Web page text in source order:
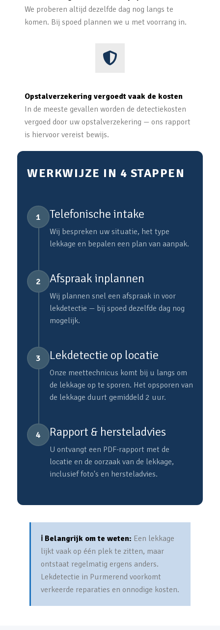
We proberen altijd dezelfde dag nog langs te
komen. Bij spoed plannen we u met voorrang in.
Opstalverzekering vergoedt vaak de kosten
In de meeste gevallen worden de detectiekosten
vergoed door uw opstalverzekering — ons rapport
is hiervoor vereist bewijs.
WERKWIJZE IN 4 STAPPEN
1 Telefonische intake
Wij bespreken uw situatie, het type
lekkage en bepalen een plan van aanpak.
2 Afspraak inplannen
Wij plannen snel een afspraak in voor
lekdetectie — bij spoed dezelfde dag nog
mogelijk.
3 Lekdetectie op locatie
Onze meettechnicus komt bij u langs om
de lekkage op te sporen. Het opsporen van
de lekkage duurt gemiddeld 2 uur.
4 Rapport & hersteladvies
U ontvangt een PDF-rapport met de
locatie en de oorzaak van de lekkage,
inclusief foto's en hersteladvies.
ℹ️ Belangrijk om te weten: Een lekkage
lijkt vaak op één plek te zitten, maar
ontstaat regelmatig ergens anders.
Lekdetectie in Purmerend voorkomt
verkeerde reparaties en onnodige kosten.